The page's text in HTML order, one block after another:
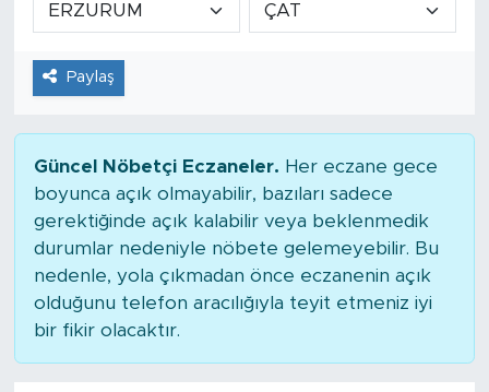
Paylaş
Güncel Nöbetçi Eczaneler. Her eczane gece
boyunca açık olmayabilir, bazıları sadece
gerektiğinde açık kalabilir veya beklenmedik
durumlar nedeniyle nöbete gelemeyebilir. Bu
nedenle, yola çıkmadan önce eczanenin açık
olduğunu telefon aracılığıyla teyit etmeniz iyi
bir fikir olacaktır.
Tarihçe
Resmi İlanlar
Foto Şaka
Politika